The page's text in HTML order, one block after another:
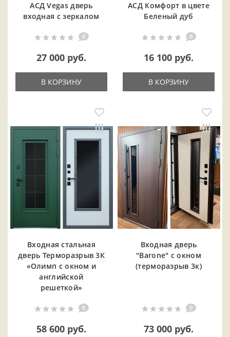
АСД Vegas дверь
входная с зеркалом
0
27 000 руб.
В КОРЗИНУ
АСД Комфорт в цвете
Беленый дуб
0
16 100 руб.
В КОРЗИНУ
Входная cтальная
дверь Терморазрыв 3К
«Олимп с окном и
английской
решеткой»
0
58 600 руб.
Входная дверь
"Barone" с окном
(терморазрыв 3к)
0
73 000 руб.